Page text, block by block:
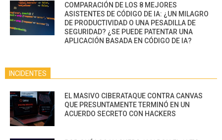
COMPARACIÓN DE LOS 8 MEJORES
ASISTENTES DE CÓDIGO DE IA: ¿UN MILAGRO
DE PRODUCTIVIDAD O UNA PESADILLA DE
SEGURIDAD? ¿SE PUEDE PATENTAR UNA
APLICACIÓN BASADA EN CÓDIGO DE IA?
INCIDENTES
EL MASIVO CIBERATAQUE CONTRA CANVAS
QUE PRESUNTAMENTE TERMINÓ EN UN
ACUERDO SECRETO CON HACKERS